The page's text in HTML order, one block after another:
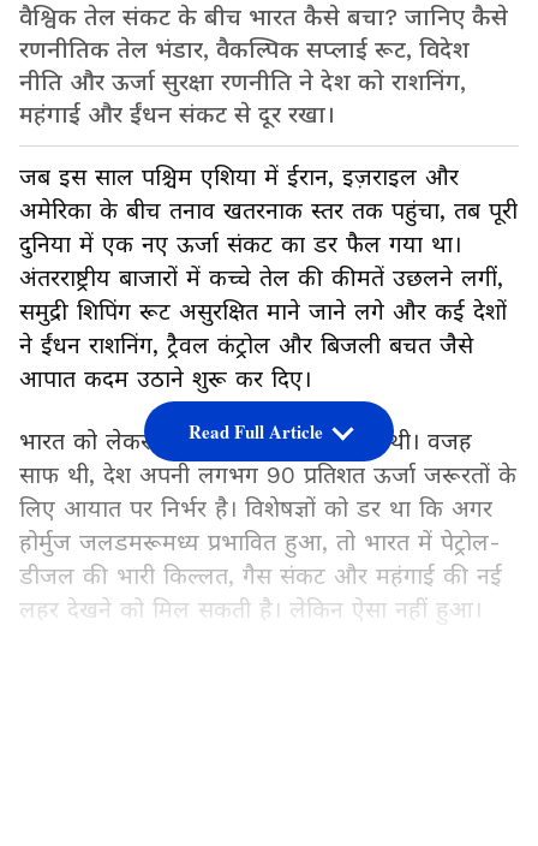
वैश्विक तेल संकट के बीच भारत कैसे बचा? जानिए कैसे
रणनीतिक तेल भंडार, वैकल्पिक सप्लाई रूट, विदेश
नीति और ऊर्जा सुरक्षा रणनीति ने देश को राशनिंग,
महंगाई और ईंधन संकट से दूर रखा।
जब इस साल पश्चिम एशिया में ईरान, इज़राइल और
अमेरिका के बीच तनाव खतरनाक स्तर तक पहुंचा, तब पूरी
दुनिया में एक नए ऊर्जा संकट का डर फैल गया था।
अंतरराष्ट्रीय बाजारों में कच्चे तेल की कीमतें उछलने लगीं,
समुद्री शिपिंग रूट असुरक्षित माने जाने लगे और कई देशों
ने ईंधन राशनिंग, ट्रैवल कंट्रोल और बिजली बचत जैसे
आपात कदम उठाने शुरू कर दिए।
भारत को लेकर भी आशंका जताई जा रही थी। वजह
साफ थी, देश अपनी लगभग 90 प्रतिशत ऊर्जा जरूरतों के
लिए आयात पर निर्भर है। विशेषज्ञों को डर था कि अगर
होर्मुज जलडमरूमध्य प्रभावित हुआ, तो भारत में पेट्रोल-
डीजल की भारी किल्लत, गैस संकट और महंगाई की नई
लहर देखने को मिल सकती है। लेकिन ऐसा नहीं हुआ।
Read Full Article